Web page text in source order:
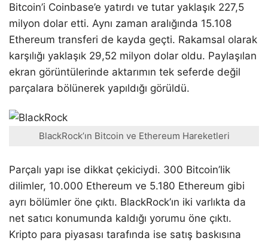
Bitcoin’i Coinbase’e yatırdı ve tutar yaklaşık 227,5
milyon dolar etti. Aynı zaman aralığında 15.108
Ethereum transferi de kayda geçti. Rakamsal olarak
karşılığı yaklaşık 29,52 milyon dolar oldu. Paylaşılan
ekran görüntülerinde aktarımın tek seferde değil
parçalara bölünerek yapıldığı görüldü.
BlackRock’ın Bitcoin ve Ethereum Hareketleri
Parçalı yapı ise dikkat çekiciydi. 300 Bitcoin’lik
dilimler, 10.000 Ethereum ve 5.180 Ethereum gibi
ayrı bölümler öne çıktı. BlackRock’ın iki varlıkta da
net satıcı konumunda kaldığı yorumu öne çıktı.
Kripto para piyasası tarafında ise satış baskısına